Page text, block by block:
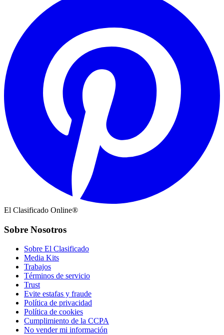
El Clasificado Online®
Sobre Nosotros
Sobre El Clasificado
Media Kits
Trabajos
Términos de servicio
Trust
Evite estafas y fraude
Política de privacidad
Política de cookies
Cumplimiento de la CCPA
No vender mi información